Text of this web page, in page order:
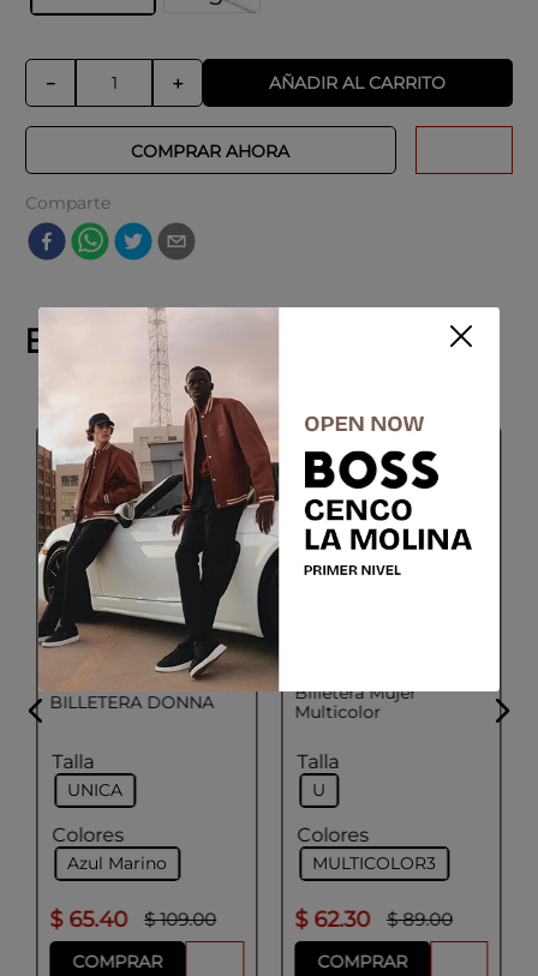
＋
－ AÑADIR AL CARRITO
COMPRAR AHORA
Comparte
Explora productos similares
GEOX
BILLETERA DONNA
Talla
UNICA
Colores
Azul Marino
$ 65.40 $ 109.00
COMPRAR
Billetera Mujer
Multicolor
Talla
U
Colores
MULTICOLOR3
$ 62.30 $ 89.00
COMPRAR